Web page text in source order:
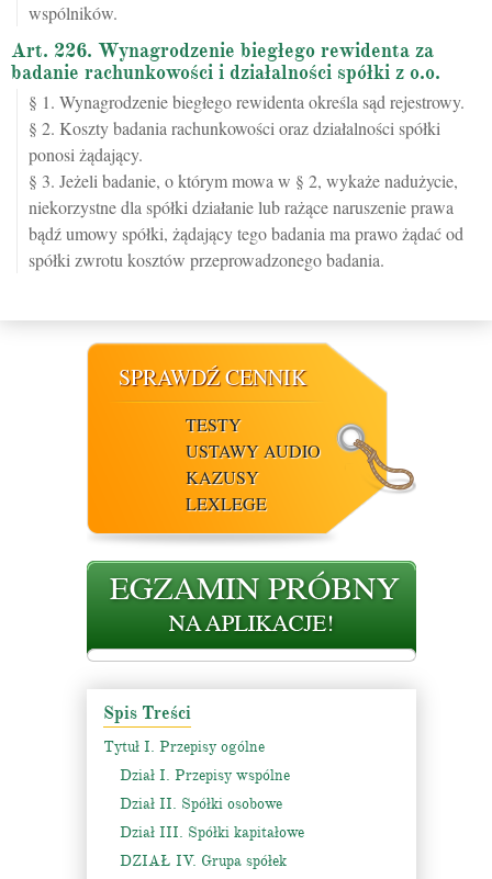
wspólników.
Art. 226. Wynagrodzenie biegłego rewidenta za
badanie rachunkowości i działalności spółki z o.o.
§ 1. Wynagrodzenie biegłego rewidenta określa sąd rejestrowy.
§ 2. Koszty badania rachunkowości oraz działalności spółki
ponosi żądający.
§ 3. Jeżeli badanie, o którym mowa w § 2, wykaże nadużycie,
niekorzystne dla spółki działanie lub rażące naruszenie prawa
bądź umowy spółki, żądający tego badania ma prawo żądać od
spółki zwrotu kosztów przeprowadzonego badania.
SPRAWDŹ CENNIK
TESTY
USTAWY AUDIO
KAZUSY
LEXLEGE
Spis Treści
Tytuł I. Przepisy ogólne
Dział I. Przepisy wspólne
Dział II. Spółki osobowe
Dział III. Spółki kapitałowe
DZIAŁ IV. Grupa spółek